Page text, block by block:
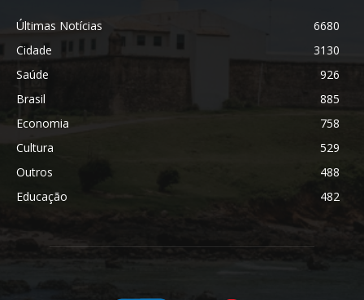
Últimas Notícias
6680
Cidade
3130
Saúde
926
Brasil
885
Economia
758
Cultura
529
Outros
488
Educação
482